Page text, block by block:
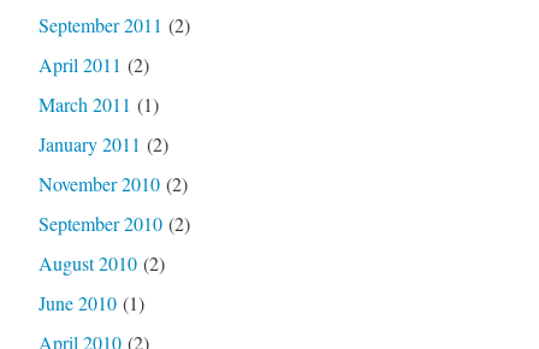
September 2011 (2)
April 2011 (2)
March 2011 (1)
January 2011 (2)
November 2010(2)
September 2010(2)
August 2010(2)
June 2010(1)
April 2010(2)